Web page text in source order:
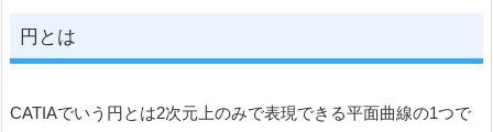
円とは
CATIAでいう円とは2次元上のみで表現できる平面曲線の1つで